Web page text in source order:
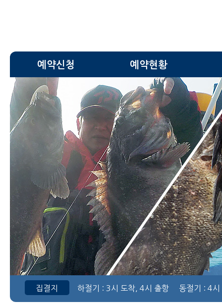
예약신청 예약현황
집결지 하절기 : 3시 도착, 4시 출항 동절기 : 4시